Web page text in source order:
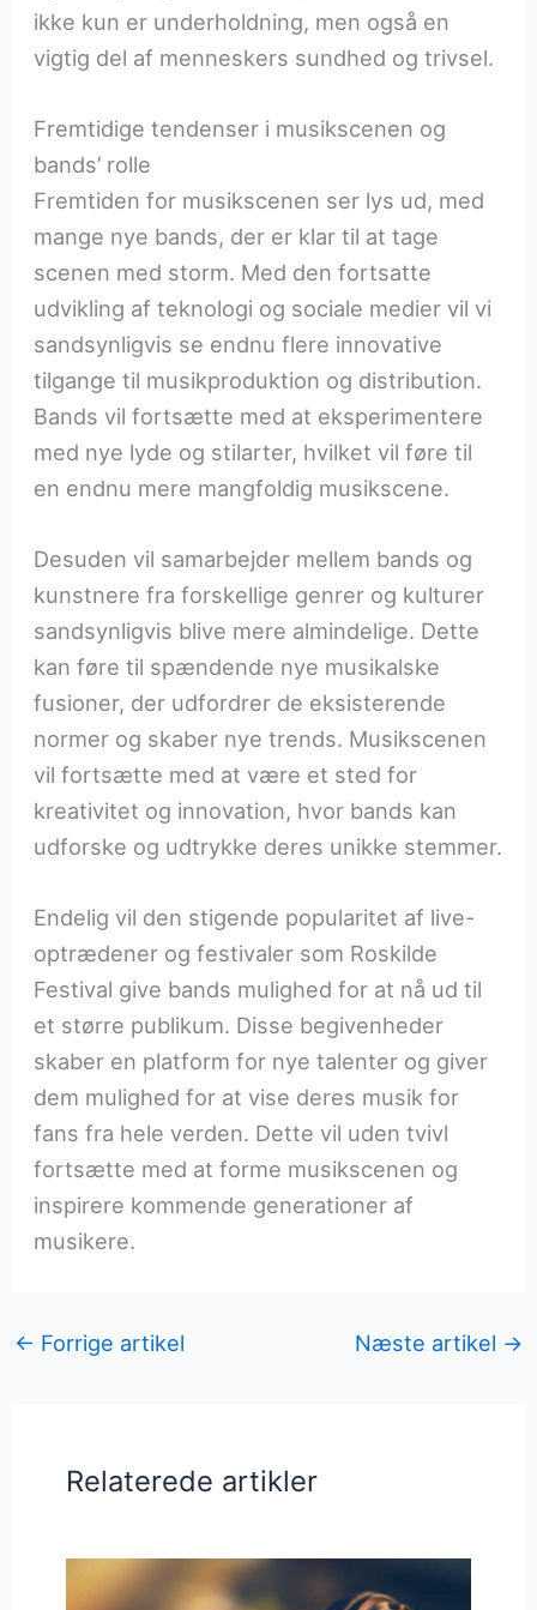
ikke kun er underholdning, men også en
vigtig del af menneskers sundhed og trivsel.
Fremtidige tendenser i musikscenen og
bands’ rolle
Fremtiden for musikscenen ser lys ud, med
mange nye bands, der er klar til at tage
scenen med storm. Med den fortsatte
udvikling af teknologi og sociale medier vil vi
sandsynligvis se endnu flere innovative
tilgange til musikproduktion og distribution.
Bands vil fortsætte med at eksperimentere
med nye lyde og stilarter, hvilket vil føre til
en endnu mere mangfoldig musikscene.
Desuden vil samarbejder mellem bands og
kunstnere fra forskellige genrer og kulturer
sandsynligvis blive mere almindelige. Dette
kan føre til spændende nye musikalske
fusioner, der udfordrer de eksisterende
normer og skaber nye trends. Musikscenen
vil fortsætte med at være et sted for
kreativitet og innovation, hvor bands kan
udforske og udtrykke deres unikke stemmer.
Endelig vil den stigende popularitet af live-
optrædener og festivaler som Roskilde
Festival give bands mulighed for at nå ud til
et større publikum. Disse begivenheder
skaber en platform for nye talenter og giver
dem mulighed for at vise deres musik for
fans fra hele verden. Dette vil uden tvivl
fortsætte med at forme musikscenen og
inspirere kommende generationer af
musikere.
← Forrige artikel Næste artikel →
Relaterede artikler